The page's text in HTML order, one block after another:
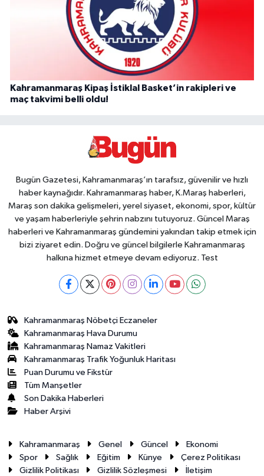
Kahramanmaraş Kipaş İstiklal Basket’in rakipleri ve
maç takvimi belli oldu!
Bugün Gazetesi, Kahramanmaraş’ın tarafsız, güvenilir ve hızlı
haber kaynağıdır. Kahramanmaraş haber, K.Maraş haberleri,
Maraş son dakika gelişmeleri, yerel siyaset, ekonomi, spor, kültür
ve yaşam haberleriyle şehrin nabzını tutuyoruz. Güncel Maraş
haberleri ve Kahramanmaraş gündemini yakından takip etmek için
bizi ziyaret edin. Doğru ve güncel bilgilerle Kahramanmaraş
halkına hizmet etmeye devam ediyoruz. Test
Kahramanmaraş Nöbetçi Eczaneler
Kahramanmaraş Hava Durumu
Kahramanmaraş Namaz Vakitleri
Kahramanmaraş Trafik Yoğunluk Haritası
Puan Durumu ve Fikstür
Tüm Manşetler
Son Dakika Haberleri
Haber Arşivi
Kahramanmaraş Genel Güncel
Ekonomi
Spor
Sağlık Eğitim Künye
Çerez Politikası
Gizlilik Politikası
Gizlilik Sözleşmesi İletişim